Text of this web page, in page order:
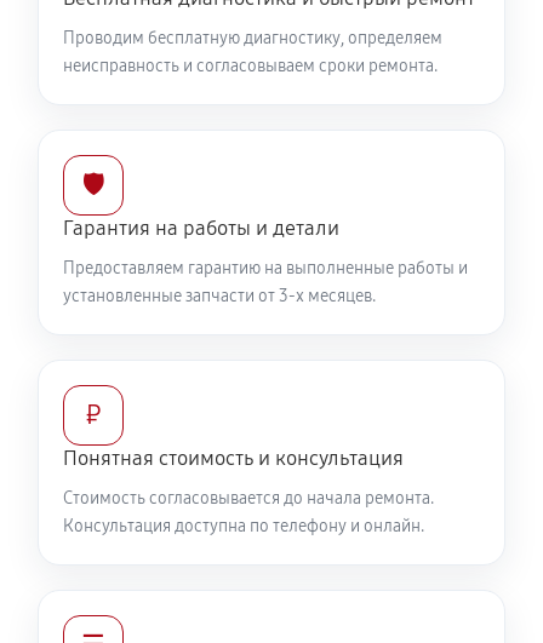
Проводим бесплатную диагностику, определяем
неисправность и согласовываем сроки ремонта.
🛡️
Гарантия на работы и детали
Предоставляем гарантию на выполненные работы и
установленные запчасти от 3-х месяцев.
₽
Понятная стоимость и консультация
Стоимость согласовывается до начала ремонта.
Консультация доступна по телефону и онлайн.